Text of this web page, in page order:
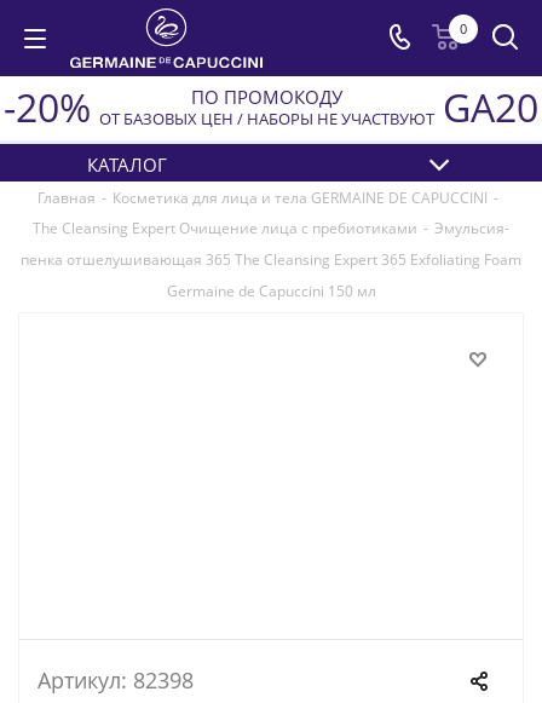
0
-20% ПО ПРОМОКОДУ
ОТ БАЗОВЫХ ЦЕН / НАБОРЫ НЕ УЧАСТВУЮТ GA20
КАТАЛОГ
Главная - Косметика для лица и тела GERMAINE DE CAPUCCINI -
The Cleansing Expert Очищение лица с пребиотиками - Эмульсия-
пенка отшелушивающая 365 The Cleansing Expert 365 Exfoliating Foam
Germaine de Capuccini 150 мл
Артикул: 82398